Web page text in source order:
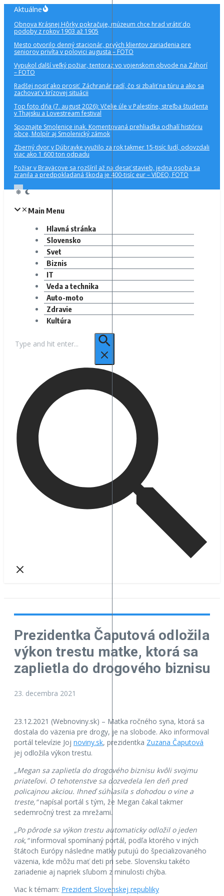
Preskočiť
obsah
Aktuálne
Obnova Krásnej Hôrky pokračuje, múzeum chce hrad vrátiť do
podoby z rokov 1903 až 1905
Mesto otvorilo denný stacionár, prvých klientov zariadenia pre
seniorov privíta v polovici augusta – FOTO
Vypukol ďalší veľký požiar, tentoraz vo vojenskom obvode na Záhorí
– FOTO
Radšej nosiť ako prosiť. Záchranár radí, čo si zbaliť na túru a ako sa
zachovať v krízovej situácii
Top foto dňa (7. august 2026): Včelie úle v Palestíne, streľba študenta
v Thajsku a Lovestream festival
Spoznajte Smolenice inak. Komentovaná prehliadka odhalí históriu
obce, Molpír aj Smolenický zámok
Zberný dvor v Dúbravke využilo za rok takmer 15-tisíc ľudí, odovzdali
viac ako 1 600 ton odpadu
Požiar v Braväcove sa rozšíril až na desať stavieb, jedna osoba sa
zranila a predpokladaná škoda je 400-tisíc eur – VIDEO, FOTO
Main Menu
Hlavná stránka
Slovensko
Svet
Biznis
IT
Veda a technika
Auto-moto
Zdravie
Kultúra
Prezidentka Čaputová odložila
výkon trestu matke, ktorá sa
zaplietla do drogového biznisu
23. decembra 2021
23.12.2021 (Webnoviny.sk) – Matka ročného syna, ktorá sa
dostala do väzenia pre drogy, je na slobode. Ako informoval
portál televízie Joj noviny.sk, prezidentka Zuzana Čaputová
jej odložila výkon trestu.
„Megan sa zaplietla do drogového biznisu kvôli svojmu
priateľovi. O tehotenstve sa dozvedela len deň pred
policajnou akciou. Ihneď súhlasila s dohodou o vine a
treste,“napísal portál s tým, že Megan čakal takmer
sedemročný trest za mrežami.
„Po pôrode sa výkon trestu automaticky odložil o jeden
rok,“informoval spomínaný portál, podľa ktorého v iných
štátoch Európy následne matky putujú do špecializovaného
väzenia, kde môžu mať deti pri sebe. Slovensku takéto
zariadenie aj napriek sľubom z minulosti chýba.
Viac k témam: Prezident Slovenskej republiky